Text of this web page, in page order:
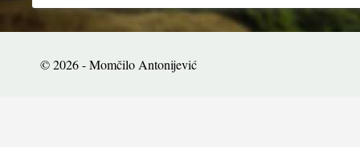
© 2026 - Momčilo Antonijević